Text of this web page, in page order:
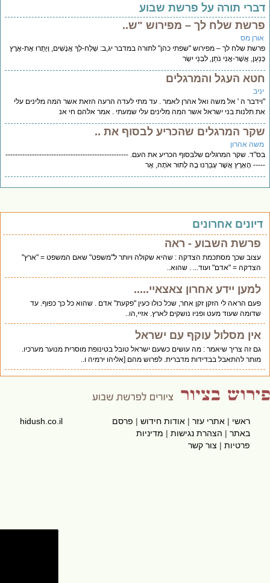
תורה על פרשת שבוע
שלח לך – מפירוש "ש..
מס
שלח לך – מפירוש "שפתי כהן" לתורה במדבר יג,ב: שְׁלַח-לְךָ אֲנָשִׁים, וְיָתֻרוּ אֶת-אֶרֶץ
אֲשֶׁר-אֲנִי נֹתֵן, לִבְנֵי יִשְׂר
העגל והמרגלים
ה ' אל משה ואל אהרן לאמר . עד מתי לעדה הרעה הזאת אשר המה מלינים עלי
תלנות בני ישראל אשר המה מלינים עלי שמעתי . אמר אלהם חי אנ
המרגלים שהכריע לבסוף את ..
אהרון
שקר המרגלים שלבסוף הכריע את העם. ---------------------------------------------------
הָאָרֶץ אֲשֶׁר עָבַרְנוּ בָהּ לָתוּר אֹתָהּ, אֶר
אחרונים
פרשת השבוע - ראה
עצוב שכך מסתכמת הצדקה : שהיא שקולה ויותר ל"משפט" שאם המשפט = "ארץ"
הצדקה = "אדם" ועוד... . שהוא..
למען יידע אחרון צאצאיי.....
פעם הראה לי הזקן זקן אחר, שכל כולו כעין "פקעת" אדם . שהוא כל כך כפוף. עד
שדומה שעוד מעט ופניו נושקים לארץ. אזיי,הו..
אין מסלול עוקף עם ישראל
גם זה צריך שיאמר : מה עושים כשעם ישראל טובל בטינופת מוסרית מנוער מערכיו.
מותר להתאבל בבדידות מדברית. לפרוש מהם [אליהו ירמיה ו..
ראשי|אתרי עזר|אודות חידוש|פרסם
באתר|הצהרת נגישות|מדיניות
פרטיות|צור קשר
hidush.co.il